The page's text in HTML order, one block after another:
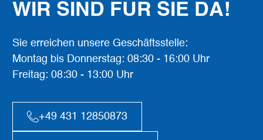
WIR SIND FÜR SIE DA!
Sie erreichen unsere Geschäftsstelle:
Montag bis Donnerstag: 08:30 - 16:00 Uhr
Freitag: 08:30 - 13:00 Uhr
+49 431 12850873